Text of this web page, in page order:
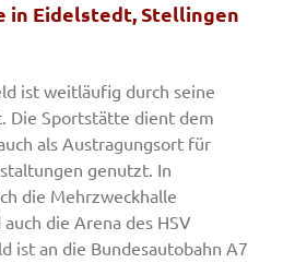
in Eidelstedt, Stellingen
ist weitläufig durch seine
Die Sportstätte dient dem
als Austragungsort für
genutzt. In
die Mehrzweckhalle
die Arena des HSV
ist an die Bundesautobahn A7